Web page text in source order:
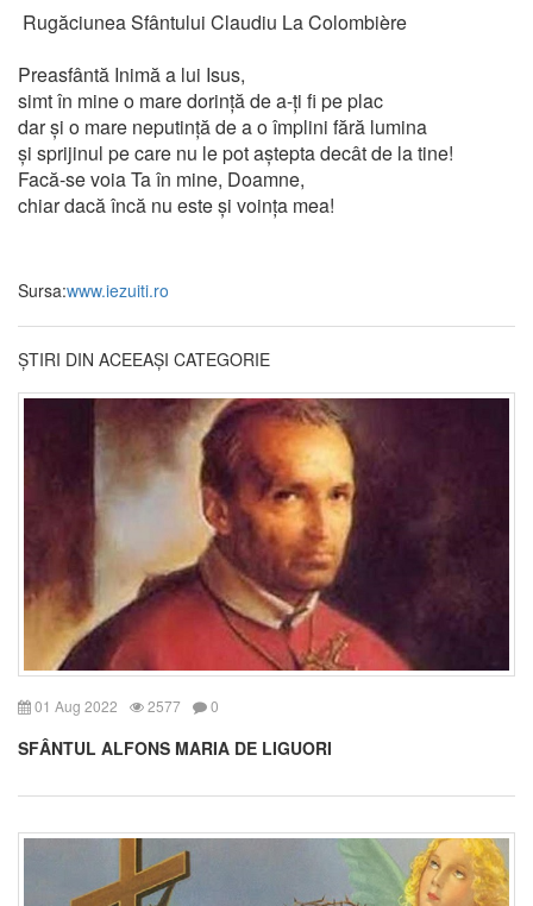
Rugăciunea Sfântului Claudiu La Colombière
Preasfântă Inimă a lui Isus,
simt în mine o mare dorință de a-ți fi pe plac
dar și o mare neputință de a o împlini fără lumina
și sprijinul pe care nu le pot aștepta decât de la tine!
Facă-se voia Ta în mine, Doamne,
chiar dacă încă nu este și voința mea!
Sursa:www.iezuiti.ro
ȘTIRI DIN ACEEAȘI CATEGORIE
01 Aug 2022 2577 0
SFÂNTUL ALFONS MARIA DE LIGUORI